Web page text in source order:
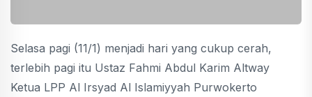
Selasa pagi (11/1) menjadi hari yang cukup cerah,
terlebih pagi itu Ustaz Fahmi Abdul Karim Altway
Ketua LPP Al Irsyad Al Islamiyyah Purwokerto